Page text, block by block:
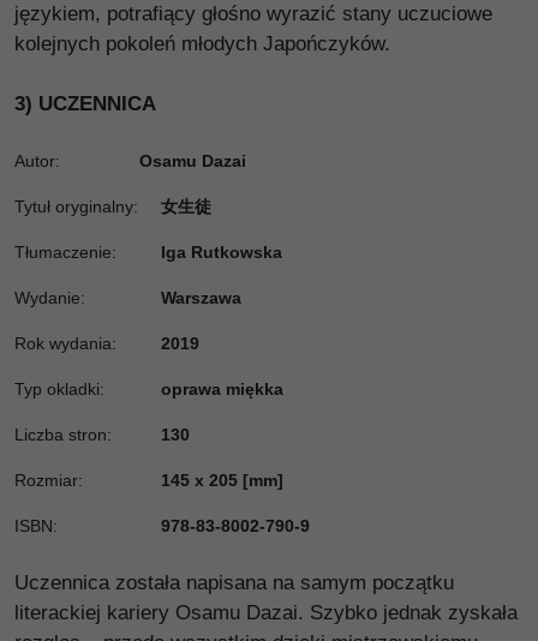
językiem, potrafiący głośno wyrazić stany uczuciowe
kolejnych pokoleń młodych Japończyków.
3) UCZENNICA
Autor: Osamu Dazai
Tytuł oryginalny: 女生徒
Tłumaczenie: Iga Rutkowska
Wydanie: Warszawa
Rok wydania: 2019
Typ okladki: oprawa miękka
Liczba stron: 130
Rozmiar: 145 x 205 [mm]
ISBN: 978-83-8002-790-9
Uczennica została napisana na samym początku
literackiej kariery Osamu Dazai. Szybko jednak zyskała